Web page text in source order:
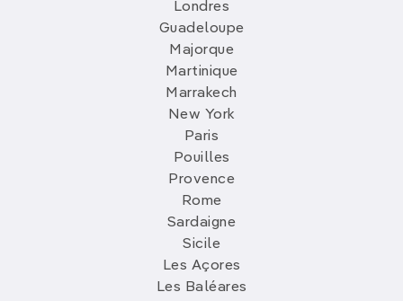
Londres
Guadeloupe
Majorque
Martinique
Marrakech
New York
Paris
Pouilles
Provence
Rome
Sardaigne
Sicile
Les Açores
Les Baléares